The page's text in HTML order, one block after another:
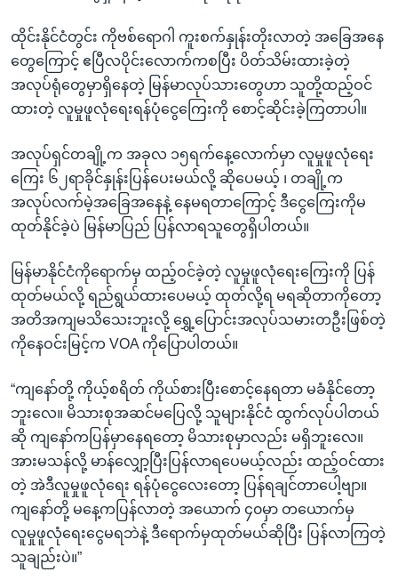
ထိုင်းနိုင်ငံတွင်း ကိုဗစ်ရောဂါ ကူးစက်နှုန်းတိုးလာတဲ့ အခြေအနေ
တွေကြောင့် ဧပြီလပိုင်းလောက်ကစပြီး ပိတ်သိမ်းထားခဲ့တဲ့
အလုပ်ရုံတွေမှာရှိနေတဲ့ မြန်မာလုပ်သားတွေဟာ သူတို့ထည့်ဝင်
ထားတဲ့ လူမှုဖူလုံရေးရန်ပုံငွေကြေးကို စောင့်ဆိုင်းခဲ့ကြတာပါ။
အလုပ်ရှင်တချို့က အခုလ ၁၅ရက်နေ့လောက်မှာ လူမှုဖူလုံရေး
ကြေး ၆၂ရာခိုင်နှုန်းပြန်ပေးမယ်လို့ ဆိုပေမယ့် ၊ တချို့က
အလုပ်လက်မဲ့အခြေအနေနဲ့ နေမရတာကြောင့် ဒီငွေကြေးကိုမ
ထုတ်နိုင်ခဲ့ပဲ မြန်မာပြည် ပြန်လာရသူတွေရှိပါတယ်။
မြန်မာနိုင်ငံကိုရောက်မှ ထည့်ဝင်ခဲ့တဲ့ လူမှုဖူလုံရေးကြေးကို ပြန်
ထုတ်မယ်လို့ ရည်ရွယ်ထားပေမယ့် ထုတ်လို့ရ မရဆိုတာကိုတော့
အတိအကျမသိသေးဘူးလို့ ရွှေ့ပြောင်းအလုပ်သမားတဦးဖြစ်တဲ့
ကိုနေဝင်းမြင့်က VOA ကိုပြောပါတယ်။
“ကျနော်တို့ ကိုယ့်စရိတ် ကိုယ်စားပြီးစောင့်နေရတာ မခံနိုင်တော့
ဘူးလေ။ မိသားစုအဆင်မပြေလို့ သူများနိုင်ငံ ထွက်လုပ်ပါတယ်
ဆို ကျနော်ကပြန်မှာနေရတော့ မိသားစုမှာလည်း မရှိဘူးလေ။
အားမသန်လို့ မာန်လျှော့ပြီးပြန်လာရပေမယ့်လည်း ထည့်ဝင်ထား
တဲ့ အဲဒီလူမှုဖူလုံရေး ရန်ပုံငွေလေးတော့ ပြန်ရချင်တာပေါ့ဗျာ။
ကျနော်တို့ မနေ့ကပြန်လာတဲ့ အယောက် ၄၀မှာ တယောက်မှ
လူမှုဖူလုံရေးငွေမရဘဲနဲ့ ဒီရောက်မှထုတ်မယ်ဆိုပြီး ပြန်လာကြတဲ့
သူချည်းပဲ။”